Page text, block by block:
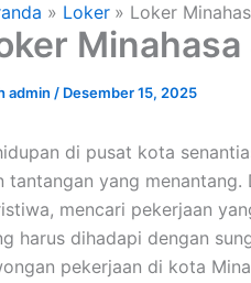
Loker Loker
Minahasa
admin / Desember 15, 2025
di pusat kota
tantangan yang
mencari pekerjaan
harus dihadapi dengan
pekerjaan di kota